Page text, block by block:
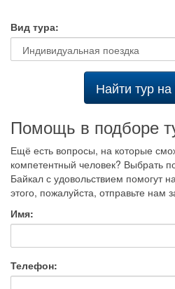
Вид тура:
Найти тур
Помощь в подборе
Ещё есть вопросы, на которые
компетентный человек? Выбрать
Байкал с удовольствием помогут
этого, пожалуйста, отправьте нам
Имя:
Телефон: